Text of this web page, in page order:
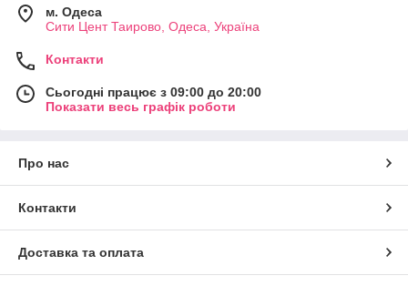
м. Одеса
Сити Цент Таирово, Одеса, Україна
Контакти
Сьогодні працює з 09:00 до 20:00
Показати весь графік роботи
Про нас
Контакти
Доставка та оплата